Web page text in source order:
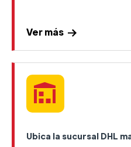
Ver más
Ubica la sucursal DHL